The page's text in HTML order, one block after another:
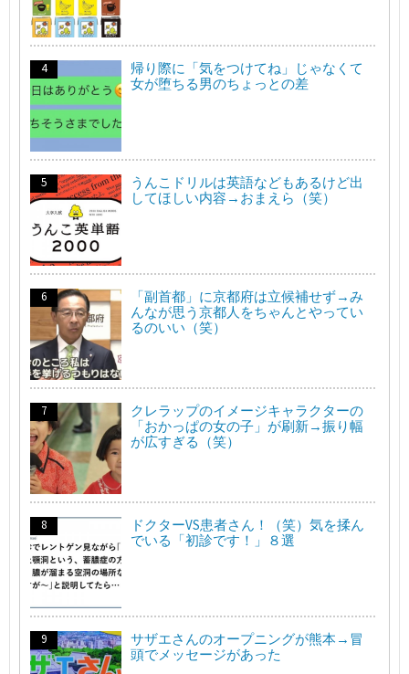
帰り際に「気をつけてね」じゃなくて
女が堕ちる男のちょっとの差
うんこドリルは英語などもあるけど出
してほしい内容→おまえら（笑）
「副首都」に京都府は立候補せず→み
んなが思う京都人をちゃんとやってい
るのいい（笑）
クレラップのイメージキャラクターの
「おかっぱの女の子」が刷新→振り幅
が広すぎる（笑）
ドクターVS患者さん！（笑）気を揉ん
でいる「初診です！」８選
サザエさんのオープニングが熊本→冒
頭でメッセージがあった